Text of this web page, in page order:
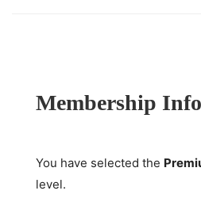
Membership
You have selected the
level.